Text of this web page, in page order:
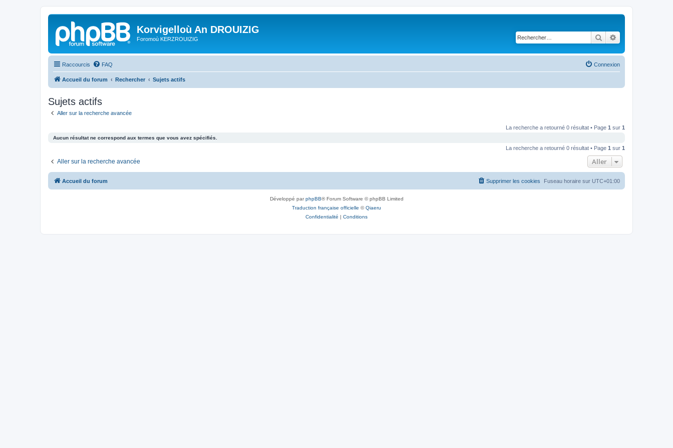
Korvigelloù An DROUIZIG
Foromoù KERZROUIZIG Rechercher
Raccourcis FAQ Connexion
Accueil du forum Rechercher Sujets actifs
Sujets actifs
Aller sur la recherche avancée
La recherche a retourné 0 résultat • Page 1 sur 1
Aucun résultat ne correspond aux termes que vous avez spécifiés.
La recherche a retourné 0 résultat • Page 1 sur 1
Aller sur la recherche avancée Aller
Accueil du forum Fuseau horaire sur UTC+01:00
Supprimer les cookies
Développé parphpBB® Forum Software © phpBB Limited
Traduction française officielle ©Qiaeru
Confidentialité | Conditions